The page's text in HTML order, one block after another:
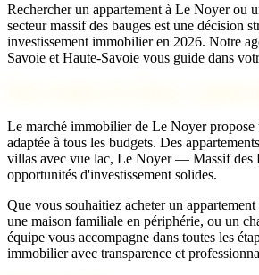
Rechercher un appartement à Le Noyer ou
secteur massif des bauges est une décision
investissement immobilier en 2026. Notre
Savoie et Haute-Savoie vous guide dans
Le marché immobilier de Le Noyer propose
adaptée à tous les budgets. Des
villas avec vue lac, Le Noyer — Massif des
opportunités d'investissement solides.
Que vous souhaitiez acheter un
une maison familiale en périphérie, ou un
équipe vous accompagne dans toutes les
immobilier avec transparence et